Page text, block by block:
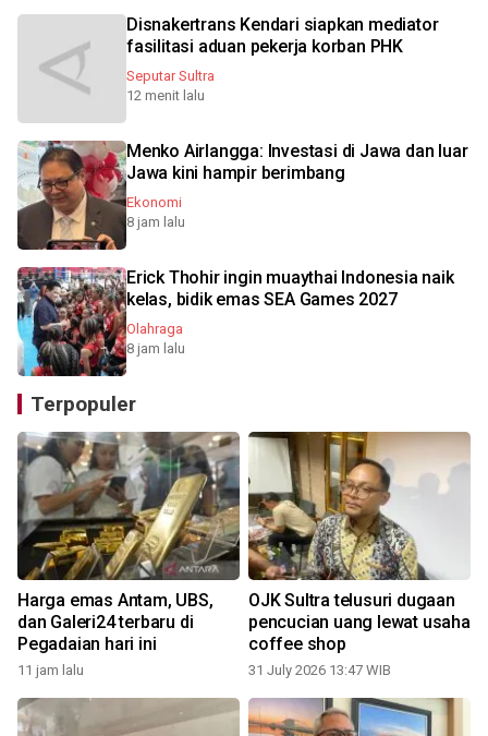
Disnakertrans Kendari siapkan mediator
fasilitasi aduan pekerja korban PHK
Seputar Sultra
12 menit lalu
Menko Airlangga: Investasi di Jawa dan luar
Jawa kini hampir berimbang
Ekonomi
8 jam lalu
Erick Thohir ingin muaythai Indonesia naik
kelas, bidik emas SEA Games 2027
Olahraga
8 jam lalu
Terpopuler
Harga emas Antam, UBS,
dan Galeri24 terbaru di
Pegadaian hari ini
11 jam lalu
OJK Sultra telusuri dugaan
pencucian uang lewat usaha
coffee shop
31 July 2026 13:47 WIB